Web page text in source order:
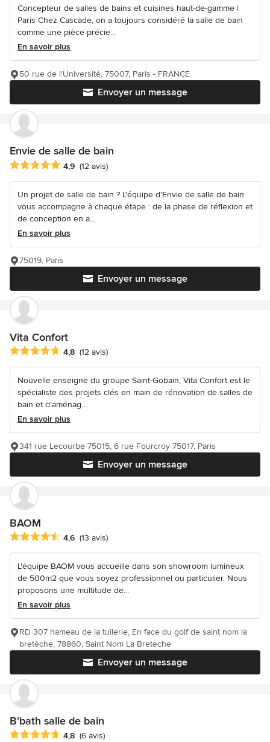
Concepteur de salles de bains et cuisines haut-de-gamme |
Paris Chez Cascade, on a toujours considéré la salle de bain
comme une pièce précie...
En savoir plus
Envoyer un message
50 rue de l'Université, 75007, Paris - FRANCE
Envie de salle de bain
Note moyenne : 4.9 étoiles sur 5
4,9 (12 avis)
Un projet de salle de bain ? L'équipe d'Envie de salle de bain
vous accompagne à chaque étape : de la phase de réflexion et
de conception en a...
En savoir plus
Envoyer un message
75019, Paris
Vita Confort
Note moyenne : 4.8 étoiles sur 5
4,8 (12 avis)
Nouvelle enseigne du groupe Saint-Gobain, Vita Confort est le
spécialiste des projets clés en main de rénovation de salles de
bain et d’aménag...
En savoir plus
Envoyer un message
341 rue Lecourbe 75015, 6 rue Fourcroy 75017, Paris
BAOM
Note moyenne : 4.6 étoiles sur 5
4,6 (13 avis)
L'équipe BAOM vous accueille dans son showroom lumineux
de 500m2 que vous soyez professionnel ou particulier. Nous
proposons une multitude de...
En savoir plus
Envoyer un message
RD 307 hameau de la tuilerie, En face du golf de saint nom la
bretèche, 78860, Saint Nom La Breteche
B'bath salle de bain
Note moyenne : 4.8 étoiles sur 5
4,8 (6 avis)